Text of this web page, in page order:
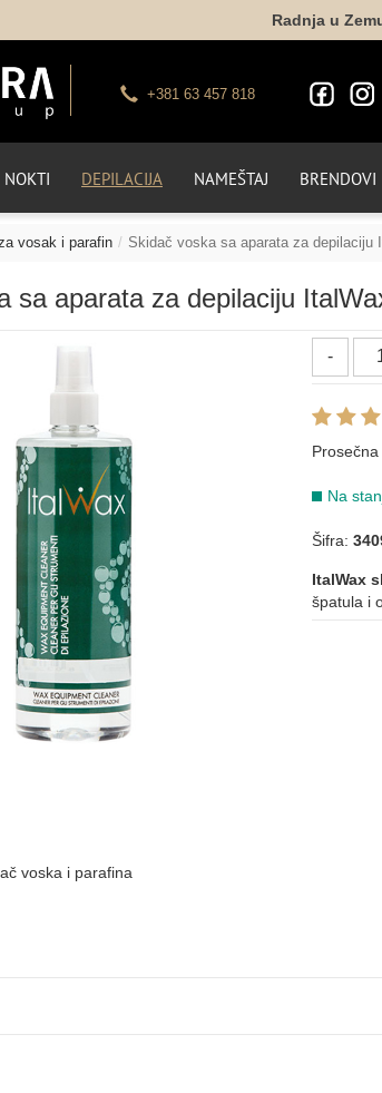
Radnja u
+381 63 457 818
NOKTI DEPILACIJA NAMEŠTAJ BRENDOVI
vosak i parafin Skidač voska sa aparata za depilaciju
sa aparata za depilaciju
Na
Šifra:
ItalWax
špatula i
voska i parafina